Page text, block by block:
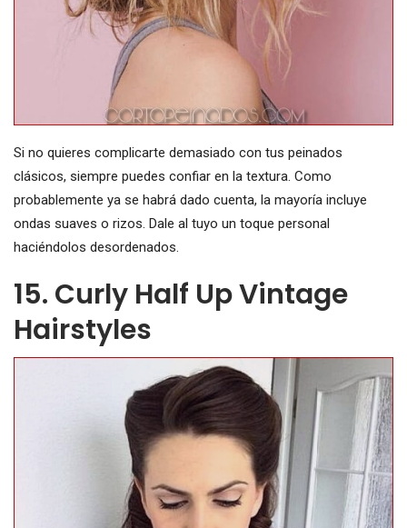
Si no quieres complicarte demasiado con tus peinados
clásicos, siempre puedes confiar en la textura. Como
probablemente ya se habrá dado cuenta, la mayoría incluye
ondas suaves o rizos. Dale al tuyo un toque personal
haciéndolos desordenados.
15. Curly Half Up Vintage
Hairstyles